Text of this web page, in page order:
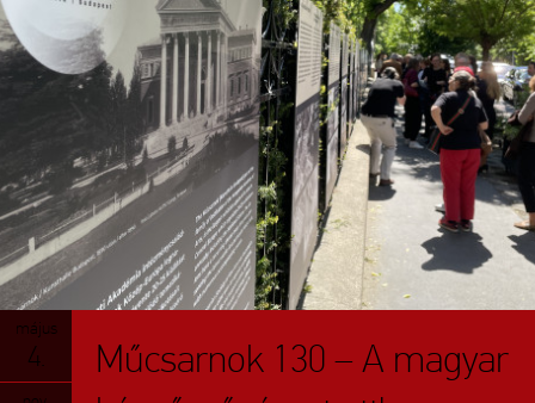
május
4.
Műcsarnok 130 – A magyar